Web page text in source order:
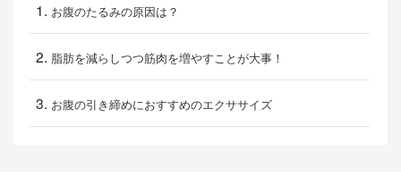
お腹のたるみの原因は？
脂肪を減らしつつ筋肉を増やすことが大事！
お腹の引き締めにおすすめのエクササイズ